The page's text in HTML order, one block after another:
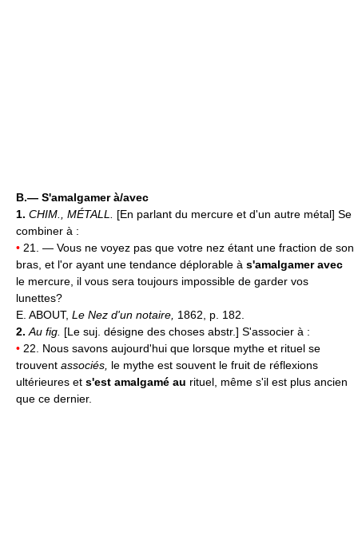
B.— S'amalgamer à/avec
1. CHIM., MÉTALL. [En parlant du mercure et d'un autre métal] Se
combiner à :
• 21. — Vous ne voyez pas que votre nez étant une fraction de son
bras, et l'or ayant une tendance déplorable à s'amalgamer avec
le mercure, il vous sera toujours impossible de garder vos
lunettes?
E. ABOUT, Le Nez d'un notaire, 1862, p. 182.
2. Au fig. [Le suj. désigne des choses abstr.] S'associer à :
• 22. Nous savons aujourd'hui que lorsque mythe et rituel se
trouvent associés, le mythe est souvent le fruit de réflexions
ultérieures et s'est amalgamé au rituel, même s'il est plus ancien
que ce dernier.